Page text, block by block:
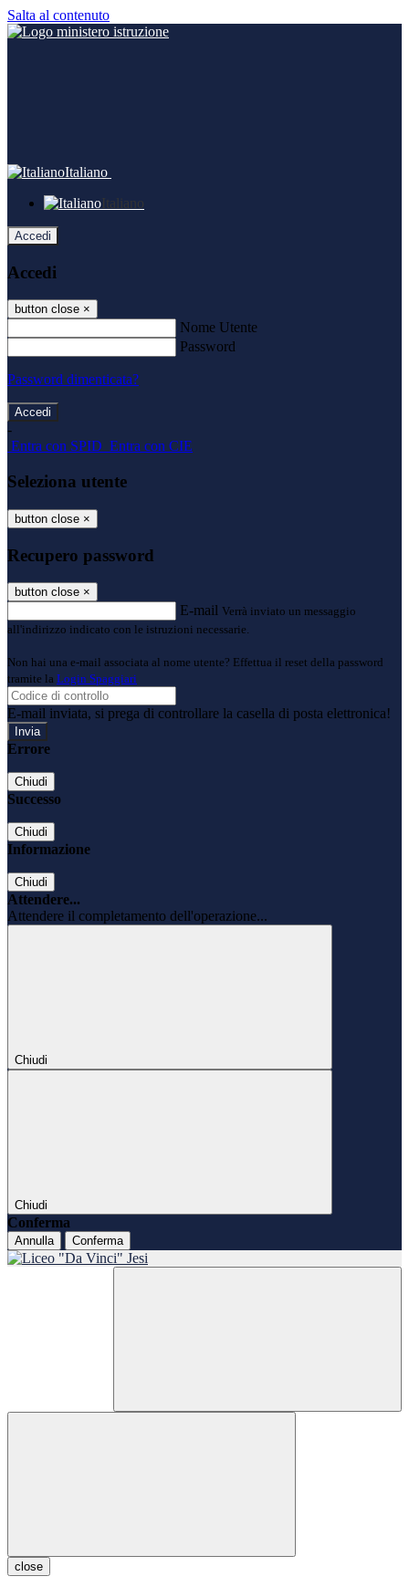
Salta al contenuto
Italiano
Italiano
Accedi
Accedi
button close ×
Nome Utente
Password
Password dimenticata?
-
Entra con SPID Entra con CIE
Seleziona utente
button close ×
Recupero password
button close ×
E-mail Verrà inviato un messaggio
all'indirizzo indicato con le istruzioni necessarie.
Non hai una e-mail associata al nome utente? Effettua il reset della password
tramite la Login Spaggiari
E-mail inviata, si prega di controllare la casella di posta elettronica!
Errore
Chiudi
Successo
Chiudi
Informazione
Chiudi
Attendere...
Attendere il completamento dell'operazione...
Chiudi
Chiudi
Conferma
Annulla Conferma
close